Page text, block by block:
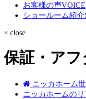
お客様の声VOICE
ショールーム紹介
× close
保証・ア
ニッカホーム
ニッカホームのリ